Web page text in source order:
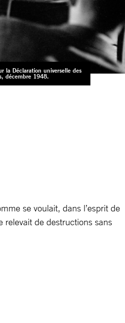
la Déclaration universelle des
décembre 1948.
se voulait, dans l’esprit de
relevait de destructions sans